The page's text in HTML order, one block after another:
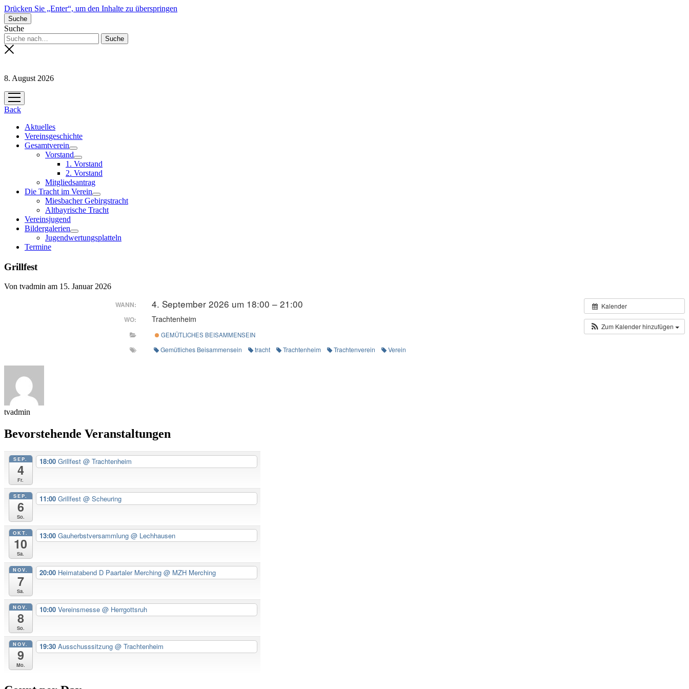
Drücken Sie „Enter“, um den Inhalte zu überspringen
Suche
Suche
8. August 2026
Menü
öffnen
Back
Aktuelles
Vereinsgeschichte
Gesamtverein
Menü
öffnen
Vorstand
Menü
öffnen
1. Vorstand
2. Vorstand
Mitgliedsantrag
Die Tracht im Verein
Menü
öffnen
Miesbacher Gebirgstracht
Altbayrische Tracht
Vereinsjugend
Bildergalerien
Menü
öffnen
Jugendwertungsplatteln
Termine
Grillfest
Von tvadmin am 15. Januar 2026
Kalender
Zum Kalender hinzufügen
WANN: 4. September 2026 um 18:00 – 21:00
WO: Trachtenheim
GEMÜTLICHES BEISAMMENSEIN
Gemütliches Beisammensein tracht Trachtenheim Trachtenverein Verein
tvadmin
Bevorstehende Veranstaltungen
SEP.
4
Fr.
18:00 Grillfest @ Trachtenheim
SEP.
6
So.
11:00 Grillfest @ Scheuring
OKT.
10
Sa.
13:00 Gauherbstversammlung @ Lechhausen
NOV.
7
Sa.
20:00 Heimatabend D Paartaler Merching @ MZH Merching
NOV.
8
So.
10:00 Vereinsmesse @ Herrgottsruh
NOV.
9
Mo.
19:30 Ausschusssitzung @ Trachtenheim